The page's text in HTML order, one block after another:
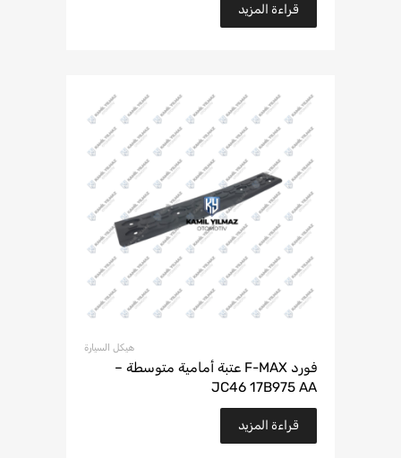
قراءة المزيد
هيكل السيارة
فورد F-MAX عتبة أمامية متوسطة –
JC46 17B975 AA
قراءة المزيد